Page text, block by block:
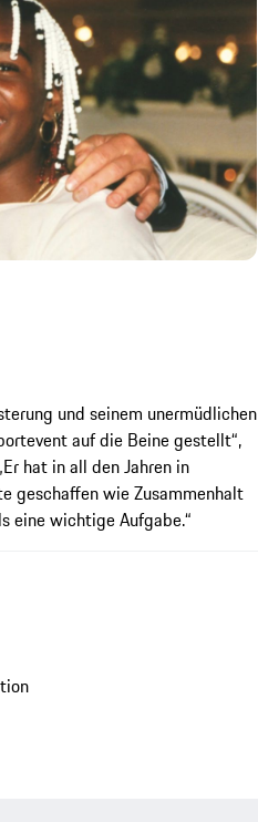
und seinem unermüdlichen
auf die Beine gestellt“,
hat in all den Jahren in
geschaffen wie Zusammenhalt
eine wichtige Aufgabe.“